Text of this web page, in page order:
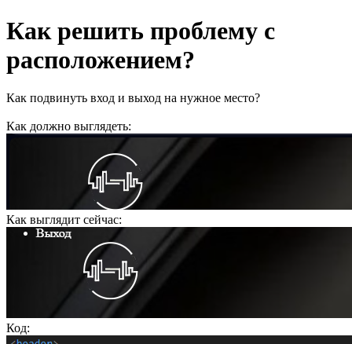
Как решить проблему с
расположением?
Как подвинуть вход и выход на нужное место?
Как должно выглядеть:
Как выглядит сейчас:
Код: